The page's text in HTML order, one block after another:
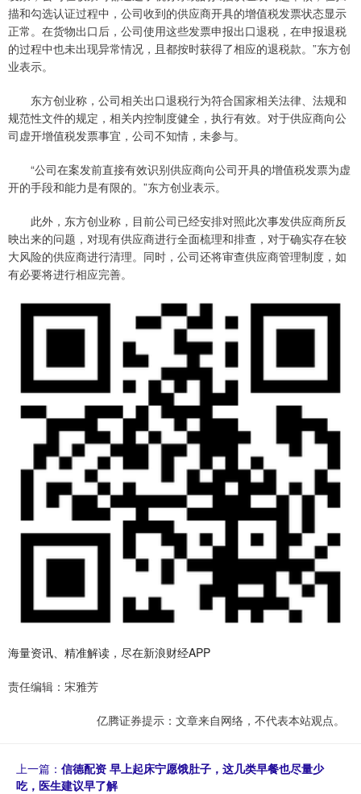
描和勾选认证过程中，公司收到的供应商开具的增值税发票状态显示
正常。在货物出口后，公司使用这些发票申报出口退税，在申报退税
的过程中也未出现异常情况，且都按时获得了相应的退税款。”东方创
业表示。
东方创业称，公司相关出口退税行为符合国家相关法律、法规和
规范性文件的规定，相关内控制度健全，执行有效。对于供应商向公
司虚开增值税发票事宜，公司不知情，未参与。
“公司在案发前直接有效识别供应商向公司开具的增值税发票为虚
开的手段和能力是有限的。”东方创业表示。
此外，东方创业称，目前公司已经安排对照此次事发供应商所反
映出来的问题，对现有供应商进行全面梳理和排查，对于确实存在较
大风险的供应商进行清理。同时，公司还将审查供应商管理制度，如
有必要将进行相应完善。
海量资讯、精准解读，尽在新浪财经APP
责任编辑：宋雅芳
亿腾证券提示：文章来自网络，不代表本站观点。
上一篇： 信德配资 早上起床宁愿饿肚子，这几类早餐也尽量少
吃，医生建议早了解